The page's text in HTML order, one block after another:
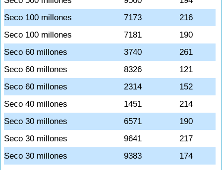
Seco 100 millones
7173
216
Seco 100 millones
7181
190
Seco 60 millones
3740
261
Seco 60 millones
8326
121
Seco 60 millones
2314
152
Seco 40 millones
1451
214
Seco 30 millones
6571
190
Seco 30 millones
9641
217
Seco 30 millones
9383
174